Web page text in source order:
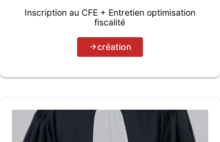
Inscription au CFE + Entretien optimisation
fiscalité
création